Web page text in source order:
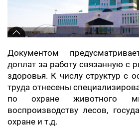
Документом
доплат за работу связанную с
здоровья. К числу структур с
труда отнесены
по охране животного
воспроизводству лесов,
охране и т.д.